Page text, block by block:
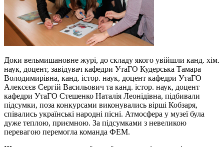
Доки вельмишановне журі, до складу якого увійшли канд. хім.
наук, доцент, завідувач кафедри УтаГО Кудерська Тамара
Володимирівна, канд. істор. наук, доцент кафедри УтаГО
Алексєєв Сергій Васильович та канд. істор. наук, доцент
кафедри УтаГО Стешенко Наталія Леонідівна, підбивали
підсумки, поза конкурсами виконувались вірші Кобзаря,
співались українські народні пісні. Атмосфера у музеї була
дуже теплою, приємною. За підсумками з невеликою
перевагою перемогла команда ФЕМ.